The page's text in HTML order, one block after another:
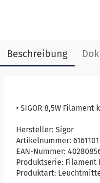
Beschreibung
• SIGOR 8,5W
Hersteller: Sigor
Artikelnummer: 6161101
EAN-Nummer:
Produktserie: Filament
Produktart: